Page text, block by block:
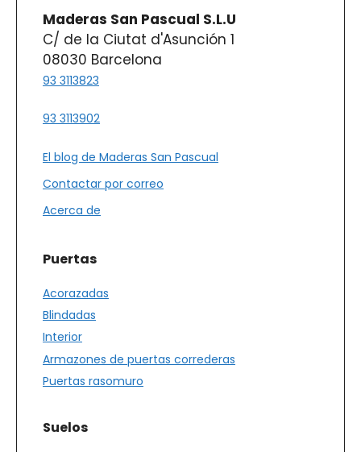
Maderas San Pascual S.L.U
C/ de la Ciutat d'Asunción 1
08030 Barcelona
93 3113823
93 3113902
El blog de Maderas San Pascual
Contactar por correo
Acerca de
Puertas
Acorazadas
Blindadas
Interior
Armazones de puertas correderas
Puertas rasomuro
Suelos